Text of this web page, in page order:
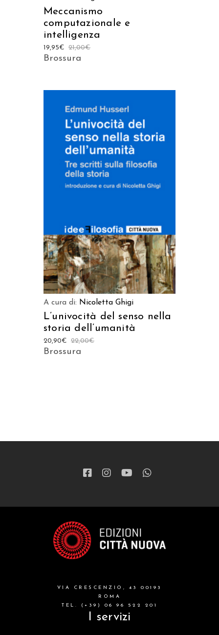
Meccanismo
computazionale e
intelligenza
21,00€
19,95€
Brossura
A cura di: Nicoletta Ghigi
L’univocità del senso nella
storia dell’umanità
22,00€
20,90€
Brossura
VIA CRESCENZIO, 43 00193
ROMA
TEL. (+39) 06 96 522 201
I servizi